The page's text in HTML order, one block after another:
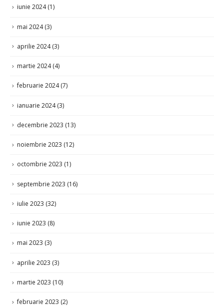
iunie 2024(1)
mai 2024(3)
aprilie 2024(3)
martie 2024(4)
februarie 2024(7)
ianuarie 2024(3)
decembrie 2023 (13)
noiembrie 2023 (12)
octombrie 2023 (1)
septembrie 2023 (16)
iulie 2023 (32)
iunie 2023 (8)
mai 2023 (3)
aprilie 2023 (3)
martie 2023 (10)
februarie 2023 (2)